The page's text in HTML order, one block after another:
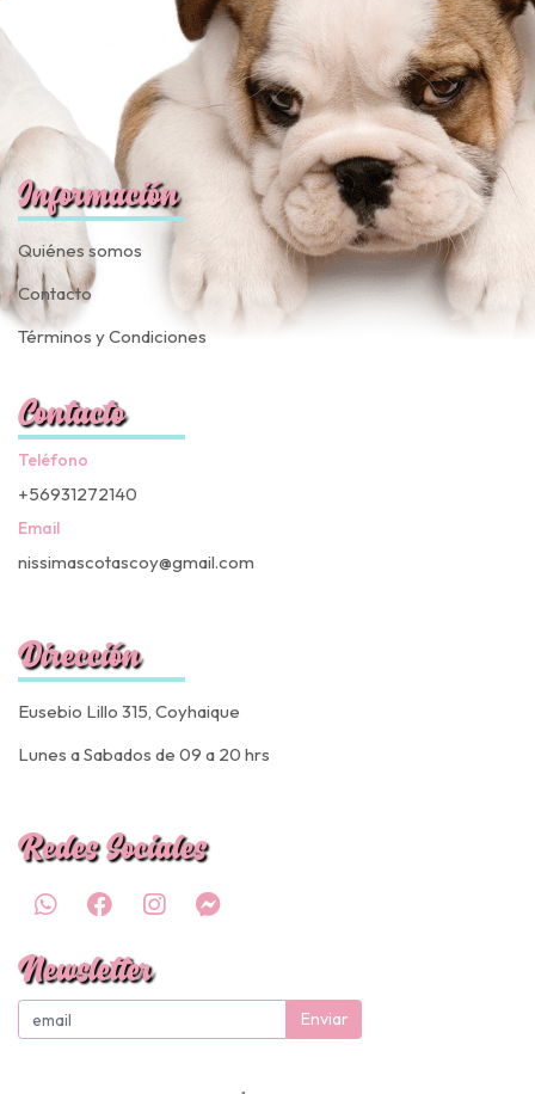
Información
Quiénes somos
Contacto
Términos y Condiciones
Contacto
Teléfono
+56931272140
Email
nissimascotascoy@gmail.com
Dirección
Eusebio Lillo 315, Coyhaique
Lunes a Sabados de 09 a 20 hrs
Redes Sociales
Newsletter
Enviar